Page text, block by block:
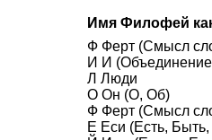
Имя Филофей
Ф Ферт (Смысл
И И
Л Люди
О Он (О, Об)
Ф Ферт (Смысл
Е Еси (Есть,